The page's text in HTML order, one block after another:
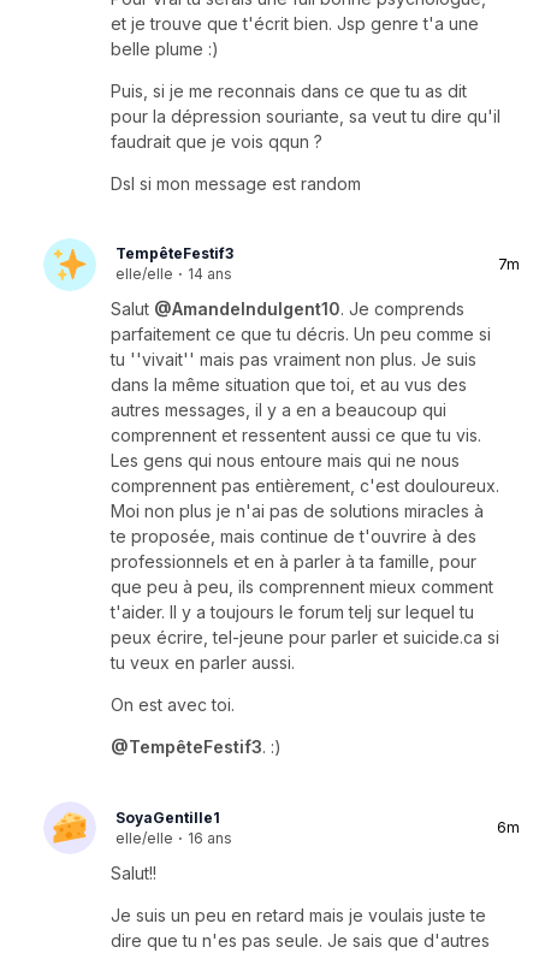
et je trouve que t'écrit bien. Jsp genre t'a une
belle plume :)
Puis, si je me reconnais dans ce que tu as dit
pour la dépression souriante, sa veut tu dire qu'il
faudrait que je vois qqun ?
Dsl si mon message est random
TempêteFestif3
elle/elle · 14 ans
7m
Salut @AmandeIndulgent10. Je comprends
parfaitement ce que tu décris. Un peu comme si
tu ''vivait'' mais pas vraiment non plus. Je suis
dans la même situation que toi, et au vus des
autres messages, il y a en a beaucoup qui
comprennent et ressentent aussi ce que tu vis.
Les gens qui nous entoure mais qui ne nous
comprennent pas entièrement, c'est douloureux.
Moi non plus je n'ai pas de solutions miracles à
te proposée, mais continue de t'ouvrire à des
professionnels et en à parler à ta famille, pour
que peu à peu, ils comprennent mieux comment
t'aider. Il y a toujours le forum telj sur lequel tu
peux écrire, tel-jeune pour parler et suicide.ca si
tu veux en parler aussi.
On est avec toi.
@TempêteFestif3. :)
SoyaGentille1
elle/elle · 16 ans
6m
Salut!!
Je suis un peu en retard mais je voulais juste te
dire que tu n'es pas seule. Je sais que d'autres